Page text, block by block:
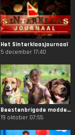
Het Sinterklaasjournaal
5 december 17:40
Beestenbrigade modderrace
19 oktober 07:55